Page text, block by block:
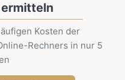
Kosten der
Rechners in nur 5